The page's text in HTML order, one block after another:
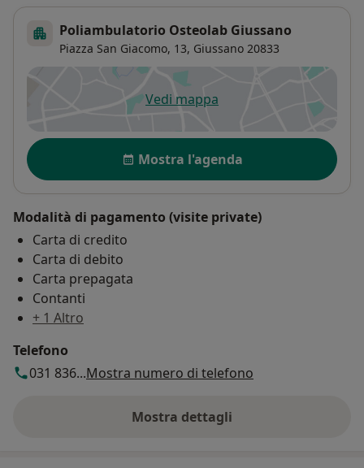
Poliambulatorio Osteolab Giussano
Piazza San Giacomo, 13, Giussano 20833
Vedi mappasi apre in una nuova scheda
Disponibilità
Mostra l'agenda
Modalità di pagamento (visite private)
Carta di credito
Carta di debito
Carta prepagata
Contanti
+ 1 Altro
Telefono
031 836...Mostra numero di telefono
Mostra dettagli
sull'indirizzo